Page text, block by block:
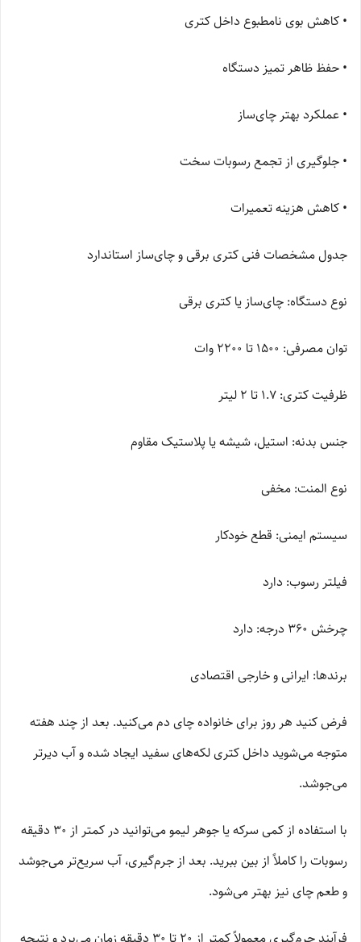
• کاهش بوی نامطبوع داخل کتری
• حفظ ظاهر تمیز دستگاه
• عملکرد بهتر چای‌ساز
• جلوگیری از تجمع رسوبات سخت
• کاهش هزینه تعمیرات
جدول مشخصات فنی کتری برقی و چای‌ساز استاندارد
نوع دستگاه: چای‌ساز یا کتری برقی
توان مصرفی: 1500 تا 2200 وات
ظرفیت کتری: 1.7 تا 2 لیتر
جنس بدنه: استیل، شیشه یا پلاستیک مقاوم
نوع المنت: مخفی
سیستم ایمنی: قطع خودکار
فیلتر رسوب: دارد
چرخش 360 درجه: دارد
برندها: ایرانی و خارجی اقتصادی
فرض کنید هر روز برای خانواده چای دم می‌کنید. بعد از چند هفته
متوجه می‌شوید داخل کتری لکه‌های سفید ایجاد شده و آب دیرتر
می‌جوشد.
با استفاده از کمی سرکه یا جوهر لیمو می‌توانید در کمتر از 30 دقیقه
رسوبات را کاملاً از بین ببرید. بعد از جرم‌گیری، آب سریع‌تر می‌جوشد
و طعم چای نیز بهتر می‌شود.